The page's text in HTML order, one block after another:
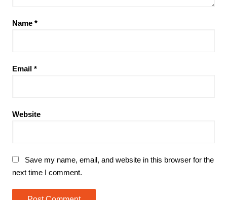
Name *
Email *
Website
Save my name, email, and website in this browser for the
next time I comment.